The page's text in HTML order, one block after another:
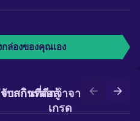
กล่องของคุณเอง
รับสกินที่ดีกว่าจากการอัป
เกรด
ากการต่อสู้